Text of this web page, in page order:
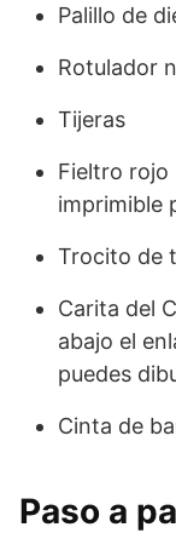
Palillo de
Rotulador
Tijeras
Fieltro rojo
imprimible
Trocito de
Carita del
abajo el
puedes
Cinta de
Paso a